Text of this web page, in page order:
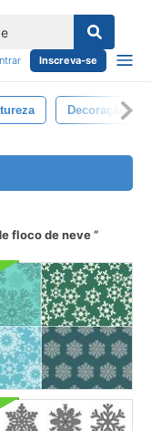
Inscreva-se
Decoração
floco de neve